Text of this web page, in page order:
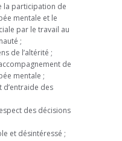
la participation de
mentale et le
par le travail au
;
de l’altérité ;
de
mentale ;
d’entraide des
des décisions
et désintéressé ;